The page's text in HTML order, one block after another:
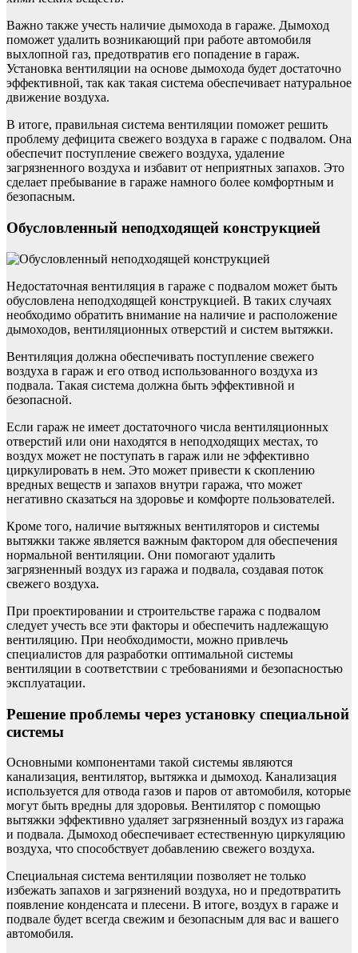
Важно также учесть наличие дымохода в гараже. Дымоход
поможет удалить возникающий при работе автомобиля
выхлопной газ, предотвратив его попадение в гараж.
Установка вентиляции на основе дымохода будет достаточно
эффективной, так как такая система обеспечивает натуральное
движение воздуха.
В итоге, правильная система вентиляции поможет решить
проблему дефицита свежего воздуха в гараже с подвалом. Она
обеспечит поступление свежего воздуха, удаление
загрязненного воздуха и избавит от неприятных запахов. Это
сделает пребывание в гараже намного более комфортным и
безопасным.
Обусловленный неподходящей конструкцией
Недостаточная вентиляция в гараже с подвалом может быть
обусловлена неподходящей конструкцией. В таких случаях
необходимо обратить внимание на наличие и расположение
дымоходов, вентиляционных отверстий и систем вытяжки.
Вентиляция должна обеспечивать поступление свежего
воздуха в гараж и его отвод использованного воздуха из
подвала. Такая система должна быть эффективной и
безопасной.
Если гараж не имеет достаточного числа вентиляционных
отверстий или они находятся в неподходящих местах, то
воздух может не поступать в гараж или не эффективно
циркулировать в нем. Это может привести к скоплению
вредных веществ и запахов внутри гаража, что может
негативно сказаться на здоровье и комфорте пользователей.
Кроме того, наличие вытяжных вентиляторов и системы
вытяжки также является важным фактором для обеспечения
нормальной вентиляции. Они помогают удалить
загрязненный воздух из гаража и подвала, создавая поток
свежего воздуха.
При проектировании и строительстве гаража с подвалом
следует учесть все эти факторы и обеспечить надлежащую
вентиляцию. При необходимости, можно привлечь
специалистов для разработки оптимальной системы
вентиляции в соответствии с требованиями и безопасностью
эксплуатации.
Решение проблемы через установку специальной
системы
Основными компонентами такой системы являются
канализация, вентилятор, вытяжка и дымоход. Канализация
используется для отвода газов и паров от автомобиля, которые
могут быть вредны для здоровья. Вентилятор с помощью
вытяжки эффективно удаляет загрязненный воздух из гаража
и подвала. Дымоход обеспечивает естественную циркуляцию
воздуха, что способствует добавлению свежего воздуха.
Специальная система вентиляции позволяет не только
избежать запахов и загрязнений воздуха, но и предотвратить
появление конденсата и плесени. В итоге, воздух в гараже и
подвале будет всегда свежим и безопасным для вас и вашего
автомобиля.